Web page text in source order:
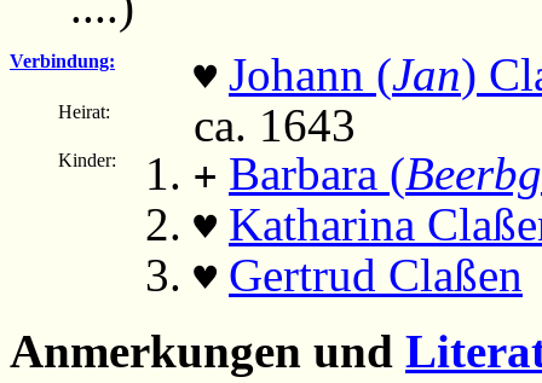
Verbindung: ♥ Johann (Jan)
Heirat: ca. 1643
Kinder: + Barbara (
♥ Katharina
♥ Gertrud Claßen
Anmerkungen und